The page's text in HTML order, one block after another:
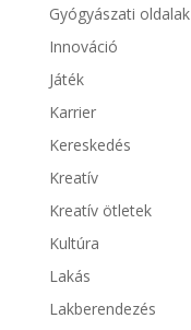
Gyógyászati oldalak
Innováció
Játék
Karrier
Kereskedés
Kreatív
Kreatív ötletek
Kultúra
Lakás
Lakberendezés